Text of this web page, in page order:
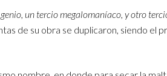
un tercio megalomaníaco, y otro
de su obra se duplicaron, siendo el